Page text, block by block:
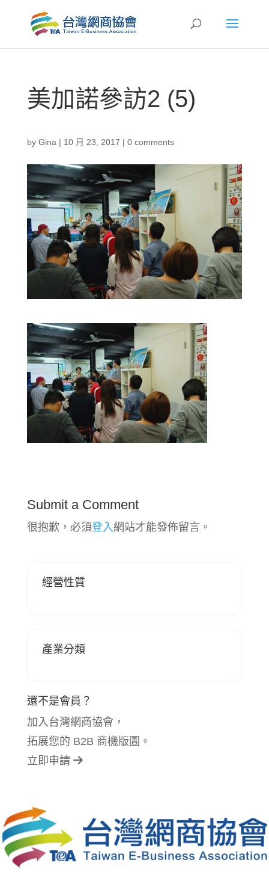
美加諾參訪2 (5)
by Gina | 10 月 23, 2017 | 0 comments
Submit a Comment
很抱歉，必須登入 網站才能發佈留言。
經營性質
產業分類
還不是會員？
加入台灣網商協會，
拓展您的 B2B 商機版圖。
立即申請